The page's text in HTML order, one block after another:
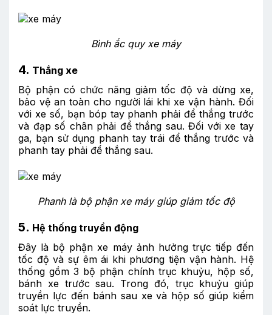
Bình ắc quy xe máy
4. Thắng xe
Bộ phận có chức năng giảm tốc độ và dừng xe,
bảo vệ an toàn cho người lái khi xe vận hành. Đối
với xe số, bạn bóp tay phanh phải để thắng trước
và đạp số chân phải để thắng sau. Đối với xe tay
ga, bạn sử dụng phanh tay trái để thắng trước và
phanh tay phải để thắng sau.
Phanh là bộ phận xe máy giúp giảm tốc độ
5. Hệ thống truyền động
Đây là bộ phận xe máy ảnh hưởng trực tiếp đến
tốc độ và sự êm ái khi phương tiện vận hành. Hệ
thống gồm 3 bộ phận chính trục khuỷu, hộp số,
bánh xe trước sau. Trong đó, trục khuỷu giúp
truyền lực đến bánh sau xe và hộp số giúp kiểm
soát lực truyền.